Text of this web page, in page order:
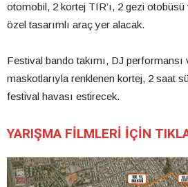
otomobil, 2 kortej TIR’ı, 2 gezi
özel tasarımlı araç yer alacak.
Festival bando takımı, DJ
maskotlarıyla renklenen kortej, 2 saat
festival havası estirecek.
YARIŞMA FİLMLERİ İÇİN